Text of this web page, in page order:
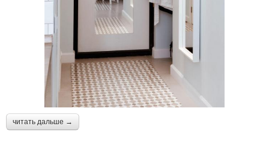
читать дальше →